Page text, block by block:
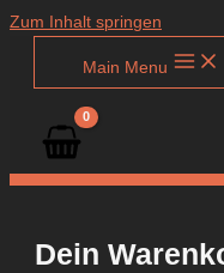
Zum Inhalt springen
Main Menu
Dein